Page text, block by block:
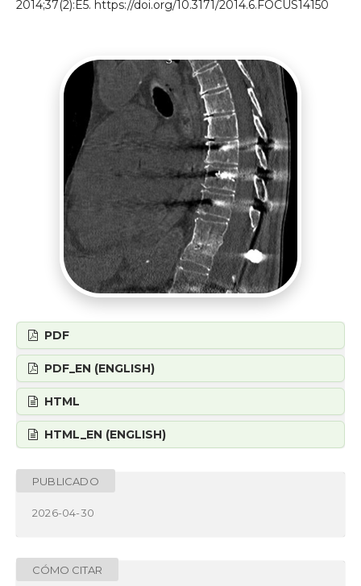
2014;37(2):E5. https://doi.org/10.3171/2014.6.FOCUS14150
PDF
PDF_EN (ENGLISH)
HTML
HTML_EN (ENGLISH)
PUBLICADO
2026-04-30
CÓMO CITAR